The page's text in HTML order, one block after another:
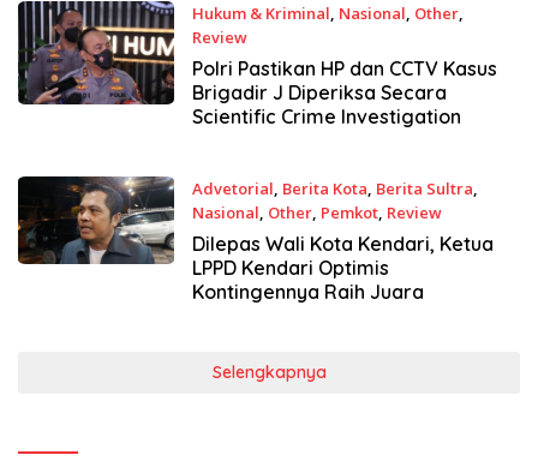
Hukum & Kriminal, Nasional, Other,
Review
23 Juli 2022
Polri Pastikan HP dan CCTV Kasus
Brigadir J Diperiksa Secara
Scientific Crime Investigation
Advetorial, Berita Kota, Berita Sultra,
Nasional, Other, Pemkot, Review
15 Juni 2022
Dilepas Wali Kota Kendari, Ketua
LPPD Kendari Optimis
Kontingennya Raih Juara
Selengkapnya